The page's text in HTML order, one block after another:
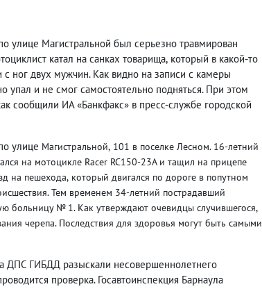
улице Магистральной был серьезно травмирован
катал на санках товарища, который в какой-то
ног двух мужчин. Как видно на записи с камеры
упал и не смог самостоятельно подняться. При этом
сообщили ИА «Банкфакс» в пресс-службе городской
улице Магистральной, 101 в поселке Лесном. 16-летний
на мотоцикле Racer RC150-23A и тащил на прицепе
на пешехода, который двигался по дороге в попутном
Тем временем 34-летний пострадавший
больницу № 1. Как утверждают очевидцы случившегося,
черепа. Последствия для здоровья могут быть самыми
ДПС ГИБДД разыскали несовершеннолетнего
проверка. Госавтоинспекция Барнаула